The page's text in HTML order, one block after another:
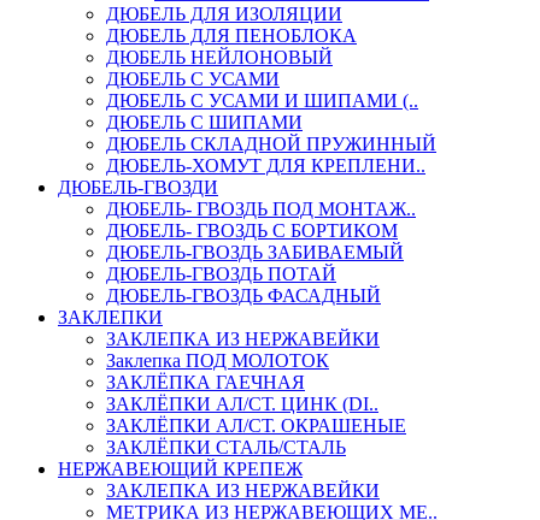
ДЮБЕЛЬ ДЛЯ ИЗОЛЯЦИИ
ДЮБЕЛЬ ДЛЯ ПЕНОБЛОКА
ДЮБЕЛЬ НЕЙЛОНОВЫЙ
ДЮБЕЛЬ С УСАМИ
ДЮБЕЛЬ С УСАМИ И ШИПАМИ (..
ДЮБЕЛЬ С ШИПАМИ
ДЮБЕЛЬ СКЛАДНОЙ ПРУЖИННЫЙ
ДЮБЕЛЬ-ХОМУТ ДЛЯ КРЕПЛЕНИ..
ДЮБЕЛЬ-ГВОЗДИ
ДЮБЕЛЬ- ГВОЗДЬ ПОД МОНТАЖ..
ДЮБЕЛЬ- ГВОЗДЬ С БОРТИКОМ
ДЮБЕЛЬ-ГВОЗДЬ ЗАБИВАЕМЫЙ
ДЮБЕЛЬ-ГВОЗДЬ ПОТАЙ
ДЮБЕЛЬ-ГВОЗДЬ ФАСАДНЫЙ
ЗАКЛЕПКИ
ЗАКЛЕПКА ИЗ НЕРЖАВЕЙКИ
Заклепка ПОД МОЛОТОК
ЗАКЛЁПКА ГАЕЧНАЯ
ЗАКЛЁПКИ АЛ/СТ. ЦИНК (DI..
ЗАКЛЁПКИ АЛ/СТ. ОКРАШЕНЫЕ
ЗАКЛЁПКИ СТАЛЬ/СТАЛЬ
НЕРЖАВЕЮЩИЙ КРЕПЕЖ
ЗАКЛЕПКА ИЗ НЕРЖАВЕЙКИ
МЕТРИКА ИЗ НЕРЖАВЕЮЩИХ МЕ..